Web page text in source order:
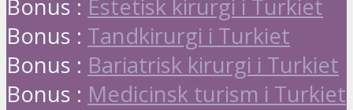
Bonus : Estetisk kirurgi i Turkiet
Bonus : Tandkirurgi i Turkiet
Bonus : Bariatrisk kirurgi i Turkiet
Bonus : Medicinsk turism i Turkiet